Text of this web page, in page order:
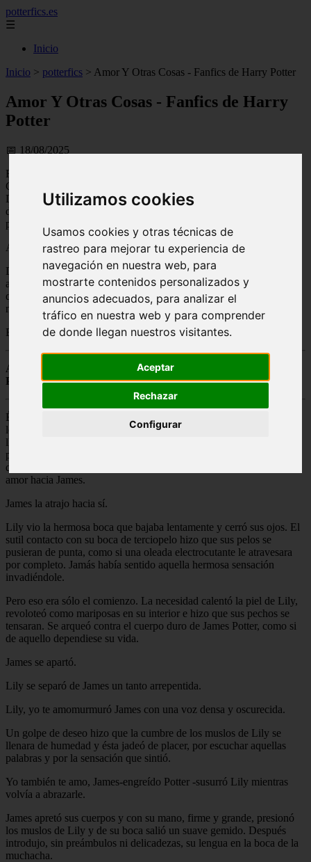
Utilizamos cookies
Usamos cookies y otras técnicas de
rastreo para mejorar tu experiencia de
navegación en nuestra web, para
mostrarte contenidos personalizados y
anuncios adecuados, para analizar el
tráfico en nuestra web y para comprender
de donde llegan nuestros visitantes.
Aceptar
Rechazar
Configurar
potterfics.es
☰
Inicio
Inicio > potterfics > Amor Y Otras Cosas - Fanfics de Harry Potter
Amor Y Otras Cosas - Fanfics de Harry
Potter
📅 18/08/2025
Fandom: Harry Potter
Claim: James y Lily
Disclaimer: nada de esto me pertenece, es una lástima pero todo es
de Rowling. Yo solo tomo los personajes y los utiilizo un poquitin
para mi conveniencia.
Advertencias: LEMMON
Dedicación: Omg, este relato va con muchisiisiisimo cariño para mi
amiga Alikumcita. Espero que lo disfrutes, no demasiado eso si y
que va. Aquí contesto el reto que me pediste y que nos hicismo
mutumente.
Besitos
AMOR Y OTRAS COSAS
Para:
Alikum
Él apartó un rizo colorín que tenía en la cara y Lily instintivamente
levantó la mano para tocarle la mejilla, para acariciar el rostro que
llenaba sus sueños y fantasías. Pero aquel contacto fue un error por
parte de Lily, porque aquel leve contacto le recordó a Lily todo lo
que había anhelado tocarle, besarle desde que fue consiente de su
amor hacia James.
James la atrajo hacia sí.
Lily vio la hermosa boca que bajaba lentamente y cerró sus ojos. El
sutil contacto con su boca de terciopelo hizo que sus pelos se
pusieran de punta, como si una oleada electrocutante le atravesara
por completo. Jamás había sentido aquella hermosa sensación
invadiéndole.
Pero eso era sólo el comienzo. La necesidad calentó la piel de Lily,
revoloteó como mariposas en su interior e hizo que sus pechos se
tensaran. Se arqueó contra el cuerpo duro de James Potter, como si
de aquello dependiese su vida.
James se apartó.
Lily se separó de James un tanto arrepentida.
Lily, yo te amomurmuró James con una voz densa y oscurecida.
Un golpe de deseo hizo que la cumbre de los muslos de Lily se
llenara de humedad y ésta jadeó de placer, por escuchar aquellas
palabras y por la sensación que sintió.
Yo también te amo, James-engreído Potter -susurró Lily mientras
volvía a abrazarle.
James apretó sus cuerpos y con su mano, firme y grande, presionó
los muslos de Lily y de su boca salió un suave gemido. Después
introdujo, sin preámbulos ni delicadezas, su lengua en la boca de la
muchacha.